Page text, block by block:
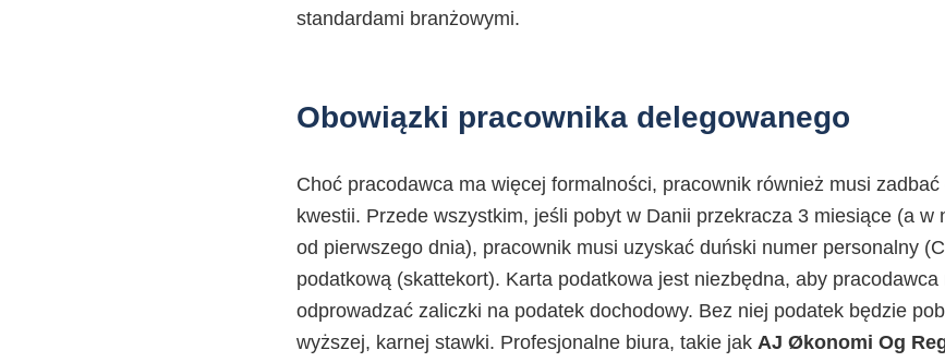
standardami branżowymi.
Obowiązki pracownika delegowanego
Choć pracodawca ma więcej formalności, pracownik również musi
kwestii. Przede wszystkim, jeśli pobyt w Danii przekracza 3 miesiące (a w
od pierwszego dnia), pracownik musi uzyskać duński numer personalny
podatkową (skattekort). Karta podatkowa jest niezbędna, aby pracodawca
odprowadzać zaliczki na podatek dochodowy. Bez niej podatek będzie
wyższej, karnej stawki. Profesjonalne biura, takie jak AJ Økonomi Og